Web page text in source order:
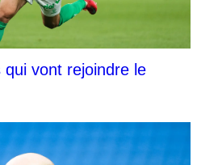
vont rejoindre le